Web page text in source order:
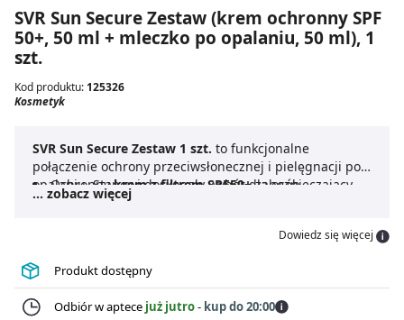
SVR Sun Secure Zestaw (krem ochronny SPF
50+, 50 ml + mleczko po opalaniu, 50 ml), 1
szt.
Kod produktu: 125326
Kosmetyk
SVR Sun Secure Zestaw 1 szt. to funkcjonalne
połączenie ochrony przeciwsłonecznej i pielęgnacji po
opalaniu. Stanowi doskonały wybór dla osób
korzystających ze słońca.
Ochronnykrem z filtrem SPF50+zabezpieczający
skórę przed promieniowaniem UVA i UVB oraz
Mleczko po opalaniu o działaniu kojącym i
sprawdzi się w
na słońce. Kompleksowa pielęgnacja zapewnia komfort
oraz pozwala na korzystanie z uroków lata w bezpieczny
sposób.
... zobacz więcej
Dowiedz się więcej
Produkt dostępny
Odbiór w aptece już jutro- kup do 20:00